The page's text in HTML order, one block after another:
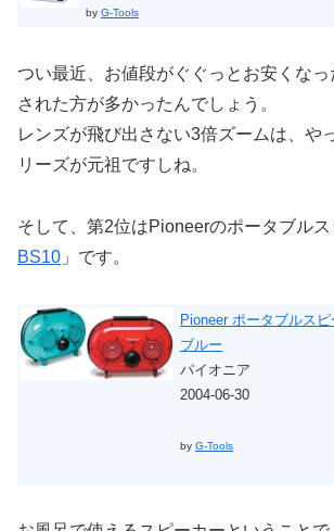
by G-Tools
つい最近、お値段がぐぐっとお安くな
された方が多かったんでしょう。
レンズが飛び出さない3倍ズームは、や
リーズが元祖ですしね。
そして、第2位はPioneerのポータブルス
BS10 」です。
Pioneer ポータブルスピ
ブルー
パイオニア
2004-06-30
by G-Tools